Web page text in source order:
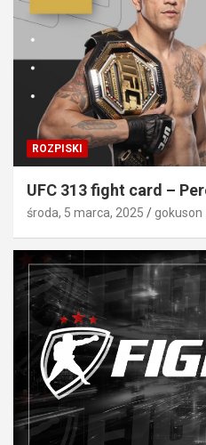
ROZPISKI
UFC 313 fight card –
środa, 5 marca, 2025 gokuson